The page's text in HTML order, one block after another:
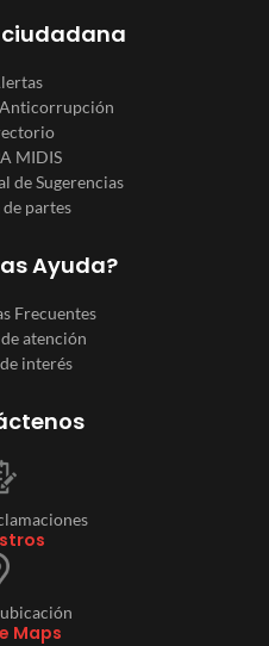
MIDIS
de Sugerencias
de partes
Ayuda?
Frecuentes
atención
interés
Maps